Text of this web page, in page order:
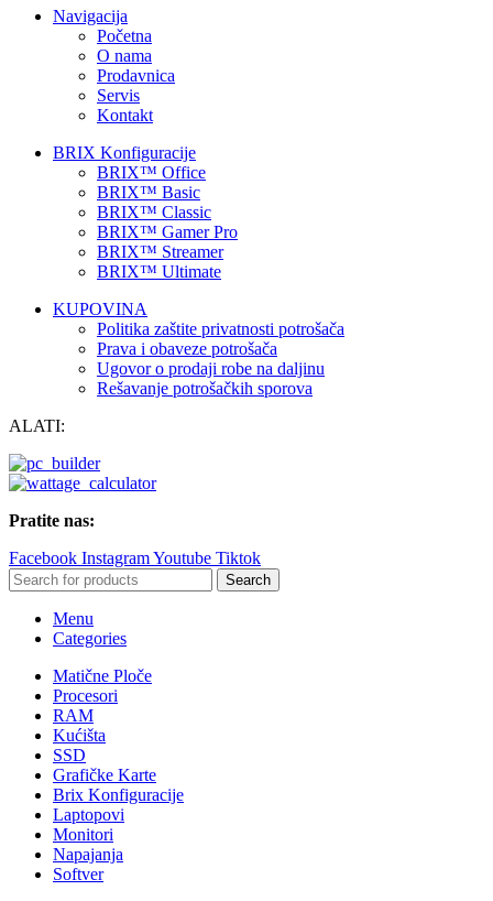
Navigacija
Početna
O nama
Prodavnica
Servis
Kontakt
BRIX Konfiguracije
BRIX™ Office
BRIX™ Basic
BRIX™ Classic
BRIX™ Gamer Pro
BRIX™ Streamer
BRIX™ Ultimate
KUPOVINA
Politika zaštite privatnosti potrošača
Prava i obaveze potrošača
Ugovor o prodaji robe na daljinu
Rešavanje potrošačkih sporova
ALATI:
Pratite nas:
Facebook InstagramYoutube Tiktok
Search
Menu
Categories
Matične Ploče
Procesori
RAM
Kućišta
SSD
Grafičke Karte
Brix Konfiguracije
Laptopovi
Monitori
Napajanja
Softver